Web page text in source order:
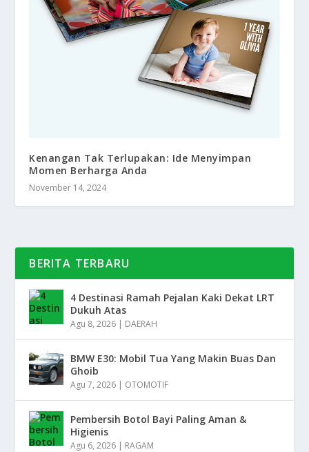
Kenangan Tak Terlupakan: Ide Menyimpan
Momen Berharga Anda
November 14, 2024
BERITA TERBARU
4 Destinasi Ramah Pejalan Kaki Dekat LRT
Dukuh Atas
Agu 8, 2026 | DAERAH
BMW E30: Mobil Tua Yang Makin Buas Dan
Ghoib
Agu 7, 2026 | OTOMOTIF
Pembersih Botol Bayi Paling Aman &
Higienis
Agu 6, 2026 | RAGAM